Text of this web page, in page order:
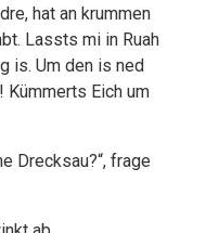
hat an krummen
Lassts mi in Ruah
is. Um den is ned
Kümmerts Eich um
Drecksau?“, frage